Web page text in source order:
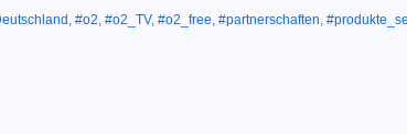
, #o2, #o2_TV, #o2_free, #partnerschaften,